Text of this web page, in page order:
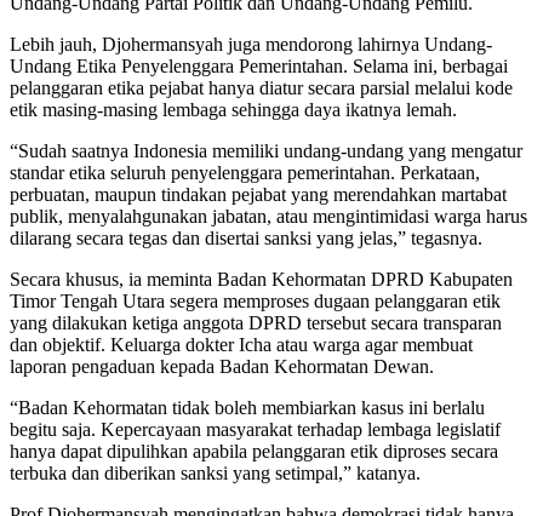
Lebih jauh, Djohermansyah juga mendorong lahirnya Undang-
Undang Etika Penyelenggara Pemerintahan. Selama ini, berbagai
pelanggaran etika pejabat hanya diatur secara parsial melalui kode
etik masing-masing lembaga sehingga daya ikatnya lemah.
“Sudah saatnya Indonesia memiliki undang-undang yang mengatur
standar etika seluruh penyelenggara pemerintahan. Perkataan,
perbuatan, maupun tindakan pejabat yang merendahkan martabat
publik, menyalahgunakan jabatan, atau mengintimidasi warga harus
dilarang secara tegas dan disertai sanksi yang jelas,” tegasnya.
Secara khusus, ia meminta Badan Kehormatan DPRD Kabupaten
Timor Tengah Utara segera memproses dugaan pelanggaran etik
yang dilakukan ketiga anggota DPRD tersebut secara transparan
dan objektif. Keluarga dokter Icha atau warga agar membuat
laporan pengaduan kepada Badan Kehormatan Dewan.
“Badan Kehormatan tidak boleh membiarkan kasus ini berlalu
begitu saja. Kepercayaan masyarakat terhadap lembaga legislatif
hanya dapat dipulihkan apabila pelanggaran etik diproses secara
terbuka dan diberikan sanksi yang setimpal,” katanya.